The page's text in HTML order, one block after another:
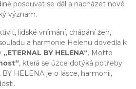
posouvat se dál a nacházet nové
význam.
lidské vnímání, chápání žen,
a harmonie Helenu dovedla k
„ETERNAL BY HELENA“. Motto
, která se úzce dotýká potřeby
BY HELENA je o lásce, harmonii,